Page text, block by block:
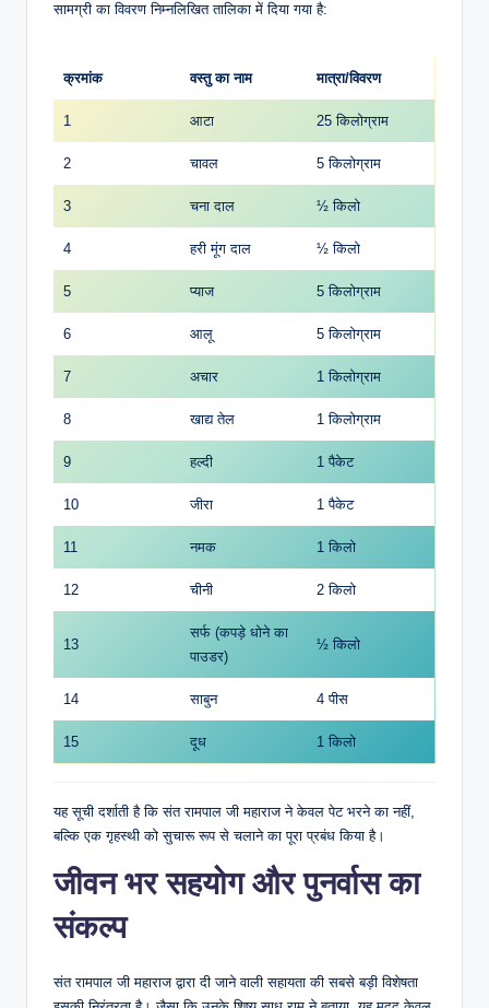
सामग्री का विवरण निम्नलिखित तालिका में दिया गया है:
क्रमांक वस्तु का नाम मात्रा/विवरण
1 आटा 25 किलोग्राम
2 चावल 5 किलोग्राम
3 चना दाल ½ किलो
4 हरी मूंग दाल ½ किलो
5 प्याज 5 किलोग्राम
6 आलू 5 किलोग्राम
7 अचार 1 किलोग्राम
8 खाद्य तेल 1 किलोग्राम
9 हल्दी 1 पैकेट
10 जीरा 1 पैकेट
11 नमक 1 किलो
12 चीनी 2 किलो
13
सर्फ (कपड़े धोने का
पाउडर)
½ किलो
14 साबुन 4 पीस
15 दूध 1 किलो
यह सूची दर्शाती है कि संत रामपाल जी महाराज ने केवल पेट भरने का नहीं,
बल्कि एक गृहस्थी को सुचारू रूप से चलाने का पूरा प्रबंध किया है।
जीवन भर सहयोग और पुनर्वास का
संकल्प
संत रामपाल जी महाराज द्वारा दी जाने वाली सहायता की सबसे बड़ी विशेषता